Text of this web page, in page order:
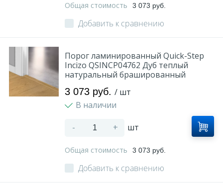
Общая стоимость 3 073 руб.
Добавить к сравнению
Порог ламинированный Quick-Step
Incizo QSINCP04762 Дуб теплый
натуральный брашированный
3 073 руб. / шт
В наличии
- + шт
Общая стоимость 3 073 руб.
Добавить к сравнению